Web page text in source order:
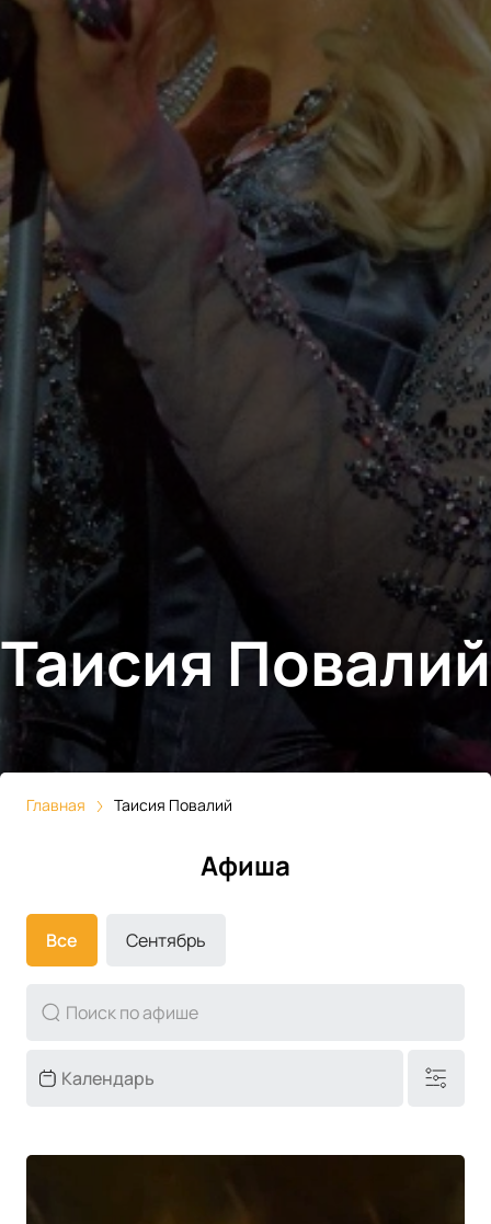
Таисия Повалий
Главная Таисия Повалий
Афиша
Все Сентябрь